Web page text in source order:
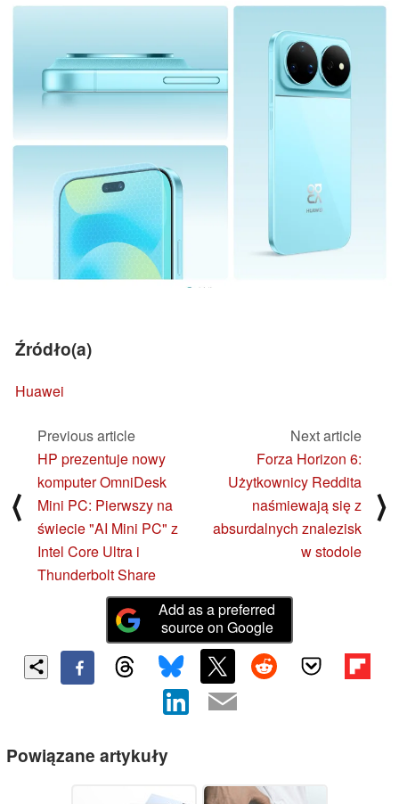
Źródło(a)
Huawei
⟨
Previous article
HP prezentuje nowy
komputer OmniDesk
Mini PC: Pierwszy na
świecie "AI Mini PC" z
Intel Core Ultra i
Thunderbolt Share
Next article
Forza Horizon 6:
Użytkownicy Reddita
naśmiewają się z
absurdalnych znalezisk
w stodole
⟩
Add as a preferred
source on Google
Powiązane artykuły